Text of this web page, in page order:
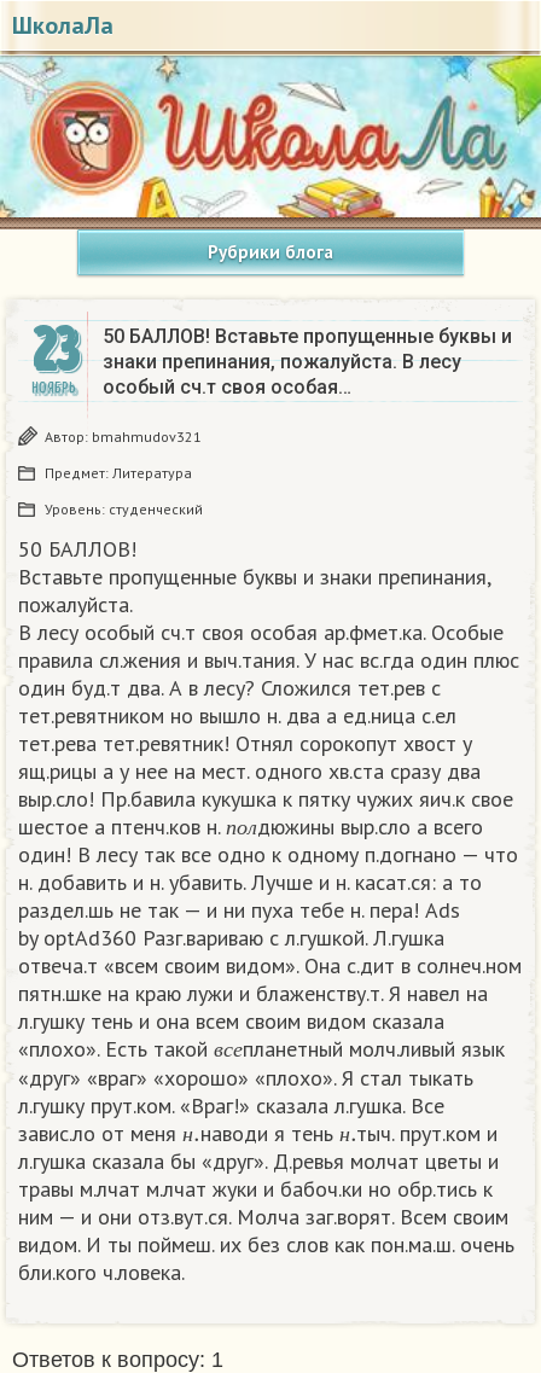
ШколаЛа
Рубрики блога
23
НОЯБРЬ
50 БАЛЛОВ! Вставьте пропущенные буквы и
знаки препинания, пожалуйста. В лесу
особый сч.т своя особая…
Автор: bmahmudov321
Предмет: Литература
Уровень: студенческий
50 БАЛЛОВ!
Вставьте пропущенные буквы и знаки препинания,
пожалуйста.
В лесу особый сч.т своя особая ар.фмет.ка. Особые
правила сл.жения и выч.тания. У нас вс.гда один плюс
один буд.т два. А в лесу? Сложился тет.рев с
тет.ревятником но вышло н. два а ед.ница с.ел
тет.рева тет.ревятник! Отнял сорокопут хвост у
ящ.рицы а у нее на мест. одного хв.ста сразу два
выр.сло! Пр.бавила кукушка к пятку чужих яич.к свое
шестое а птенч.ков н.
п ол
пол
дюжины выр.сло а всего
один! В лесу так все одно к одному п.догнано — что
н. добавить и н. убавить. Лучше и н. касат.ся: а то
раздел.шь не так — и ни пуха тебе н. пера! Ads
by optAd360 Разг.вариваю с л.гушкой. Л.гушка
отвеча.т «всем своим видом». Она с.дит в солнеч.ном
пятн.шке на краю лужи и блаженству.т. Я навел на
л.гушку тень и она всем своим видом сказала
«плохо». Есть такой
в с е
вс е
планетный молч.ливый язык
«друг» «враг» «хорошо» «плохо». Я стал тыкать
л.гушку прут.ком. «Враг!» сказала л.гушка. Все
завис.ло от меня
н
н.
наводи я тень н
н.
тыч. прут.ком и
л.гушка сказала бы «друг». Д.ревья молчат цветы и
травы м.лчат м.лчат жуки и бабоч.ки но обр.тись к
ним — и они отз.вут.ся. Молча заг.ворят. Всем своим
видом. И ты поймеш. их без слов как пон.ма.ш. очень
бли.кого ч.ловека. ​
Ответов к вопросу: 1